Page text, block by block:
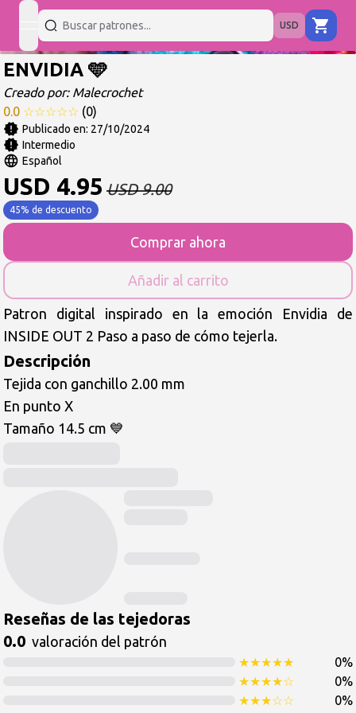
open navigation menu
USD
ENVIDIA 🩵
Creado por: Malecrochet
0.0 ☆☆☆☆☆ (0)
Publicado en: 27/10/2024
Intermedio
Español
USD 4.95 USD9.00
45% de descuento
Comprar ahora
Añadir al carrito
Patron digital inspirado en la emoción Envidia de
INSIDE OUT 2 Paso a paso de cómo tejerla.
Descripción
Tejida con ganchillo 2.00 mm
En punto X
Tamaño 14.5 cm 💙
Reseñas de las tejedoras
0.0 valoración del patrón
★★★★★ 0%
★★★★☆ 0%
★★★☆☆ 0%